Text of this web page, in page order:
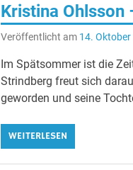
Kristina
Veröffentlicht am 14.
Im Spätsommer ist die
Strindberg freut sich
geworden und seine
WEITERLESEN